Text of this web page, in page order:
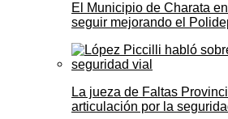
El Municipio de Charata
seguir mejorando el
La jueza de Faltas
articulación por la